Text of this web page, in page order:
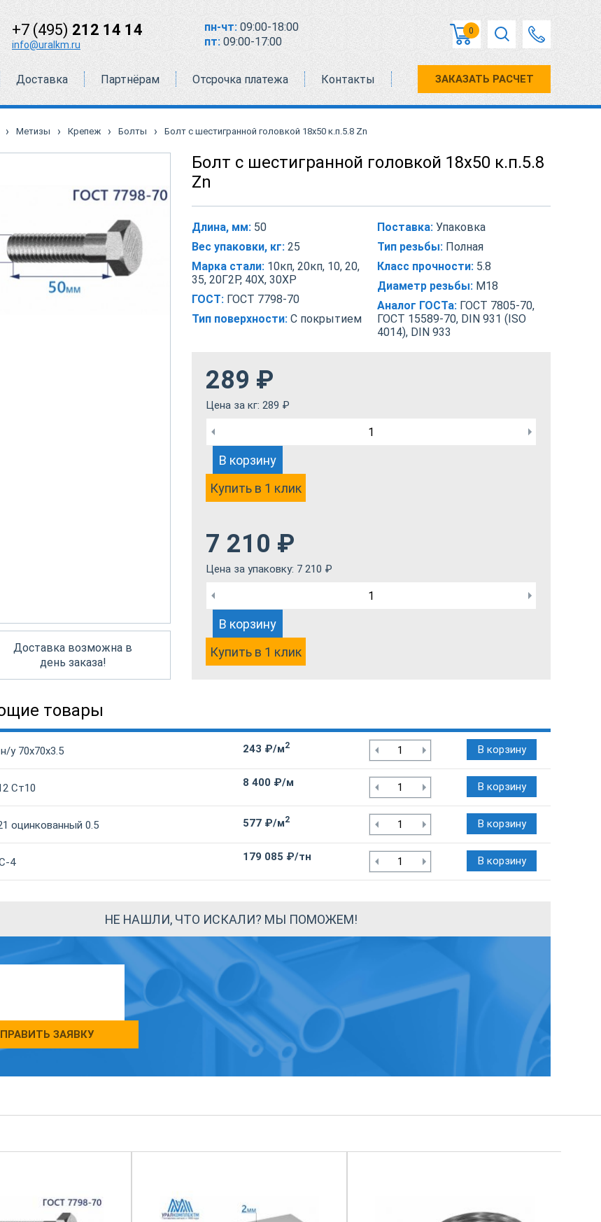
+7 (495) 212 14 14
info@uralkm.ru
пн-чт: 09:00-18:00
пт: 09:00-17:00
0
Доставка Партнёрам Отсрочка платежа Контакты ЗАКАЗАТЬ РАСЧЕТ
› Метизы › Крепеж › Болты › Болт с шестигранной головкой 18х50 к.п.5.8 Zn
Доставка возможна в
день заказа!
Болт с шестигранной головкой 18х50 к.п.5.8
Zn
Длина, мм: 50
Вес упаковки, кг: 25
Марка стали: 10кп, 20кп, 10, 20,
35, 20Г2Р, 40Х, 30ХР
ГОСТ: ГОСТ 7798-70
Тип поверхности: С покрытием
Поставка: Упаковка
Тип резьбы: Полная
Класс прочности: 5.8
Диаметр резьбы: М18
Аналог ГОСТа: ГОСТ 7805-70,
ГОСТ 15589-70, DIN 931 (ISO
4014), DIN 933
289 ₽
Цена за кг: 289 ₽
В корзину
Купить в 1 клик
7 210 ₽
Цена за упаковку: 7 210 ₽
В корзину
Купить в 1 клик
товары
у 70х70х3.5 243 ₽/м2 В корзину
Ст10 8 400 ₽/м В корзину
оцинкованный 0.5 577 ₽/м2 В корзину
4 179 085 ₽/тн В корзину
НЕ НАШЛИ, ЧТО ИСКАЛИ? МЫ ПОМОЖЕМ!
ЗАЯВКУ